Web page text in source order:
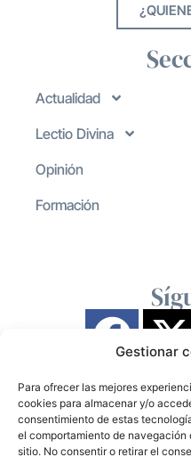
Gestionar
Para ofrecer las mejores
cookies para almacenar y/o
consentimiento de estas
el comportamiento de
sitio. No consentir o retirar el
Actualidad
Lectio Divina
Opinión
Formación